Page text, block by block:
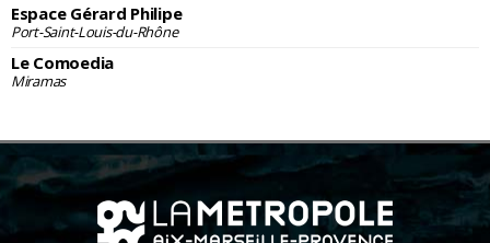
Espace Gérard Philipe
Port-Saint-Louis-du-Rhône
Le Comoedia
Miramas